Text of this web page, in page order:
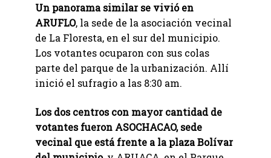
Un panorama similar se vivió en
ARUFLO, la sede de la asociación vecinal
de La Floresta, en el sur del municipio.
Los votantes ocuparon con sus colas
parte del parque de la urbanización. Allí
inició el sufragio a las 8:30 am.
Los dos centros con mayor cantidad de
votantes fueron ASOCHACAO, sede
vecinal que está frente a la plaza Bolívar